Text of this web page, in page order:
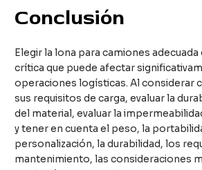
Conclusión
Elegir la lona para camiones adecuada
crítica que puede afectar
operaciones logísticas. Al considerar
sus requisitos de carga, evaluar la
del material, evaluar la
y tener en cuenta el peso, la
personalización, la durabilidad, los
mantenimiento, las consideraciones